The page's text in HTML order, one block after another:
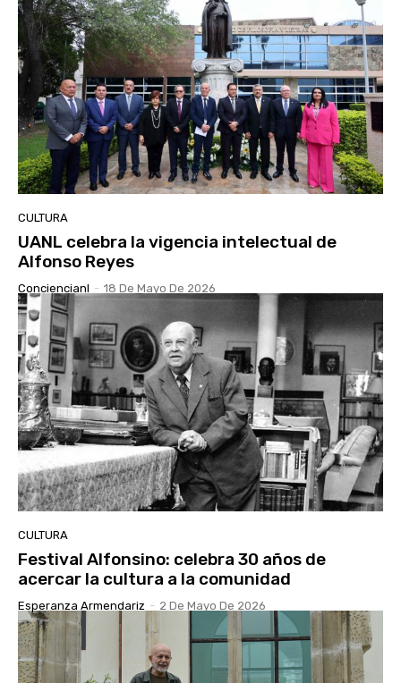
CULTURA
UANL celebra la vigencia intelectual de
Alfonso Reyes
Conciencianl - 18 De Mayo De 2026
CULTURA
Festival Alfonsino: celebra 30 años de
acercar la cultura a la comunidad
Esperanza Armendariz - 2 De Mayo De 2026